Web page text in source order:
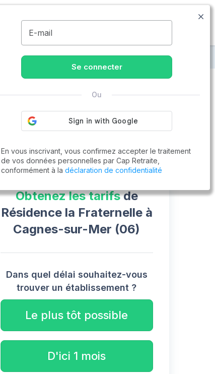
04.83.58.00.07
à Cagnes-sur-Mer Résidence la Fraternelle
Cap Retraite vous aide à trouver un emploi
Obtenez les tarifsde
Résidence la Fraternelle à
Cagnes-sur-Mer (06)
Dans quel délai souhaitez-vous
trouver un établissement ?
Le plus tôt possible
D'ici 1 mois
E-mail
Se connecter
Ou
En vous inscrivant, vous confirmez accepter le traitement
de vos données personnelles par Cap Retraite,
conformément à la déclaration de confidentialité